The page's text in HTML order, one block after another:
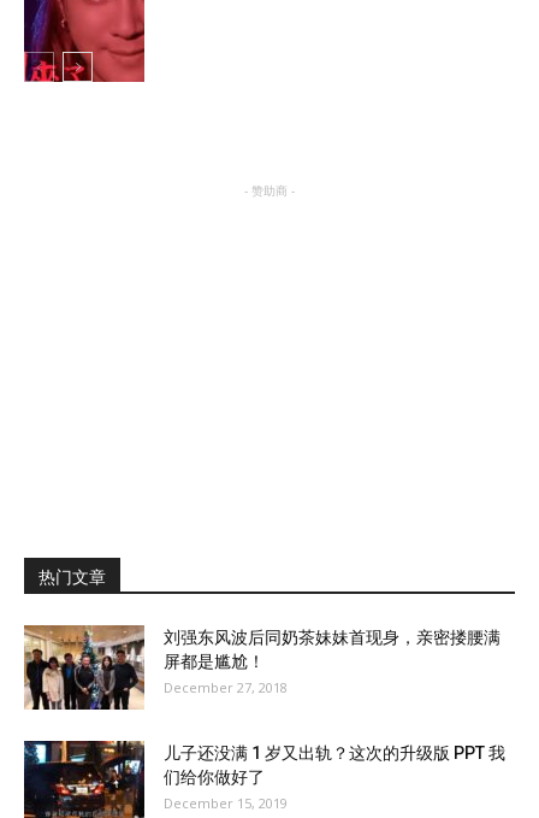
- 赞助商 -
热门文章
刘强东风波后同奶茶妹妹首现身，亲密搂腰满
屏都是尴尬！
December 27, 2018
儿子还没满 1 岁又出轨？这次的升级版 PPT 我
们给你做好了
December 15, 2019